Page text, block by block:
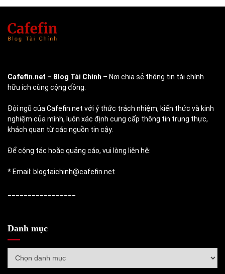
Cafefin.net – Blog Tài Chính – Nơi chia sẻ thông tin tài chính
hữu ích cùng cộng đồng.
Đội ngũ của Cafefin.net với ý thức trách nhiệm, kiến thức và kinh
nghiệm của mình, luôn xác định cung cấp thông tin trung thực,
khách quan từ các nguồn tin cậy.
Để cộng tác hoặc quảng cáo, vui lòng liên hệ:
* Email: blogtaichinh@cafefin.net
Danh mục
mục